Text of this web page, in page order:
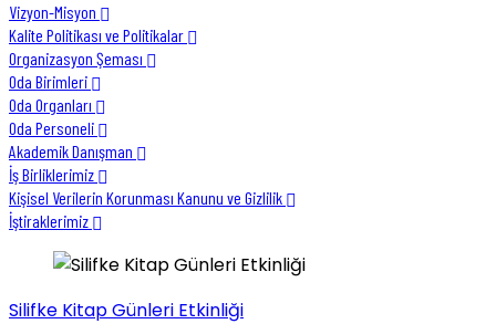
Vizyon-Misyon
Kalite Politikası ve Politikalar
Organizasyon Şeması
Oda Birimleri
Oda Organları
Oda Personeli
Akademik Danışman
İş Birliklerimiz
Kişisel Verilerin Korunması Kanunu ve Gizlilik
İştiraklerimiz
Silifke Kitap Günleri Etkinliği